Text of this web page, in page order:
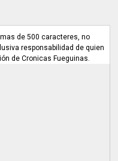
de 500 caracteres, no
responsabilidad de quien
de Cronicas Fueguinas.